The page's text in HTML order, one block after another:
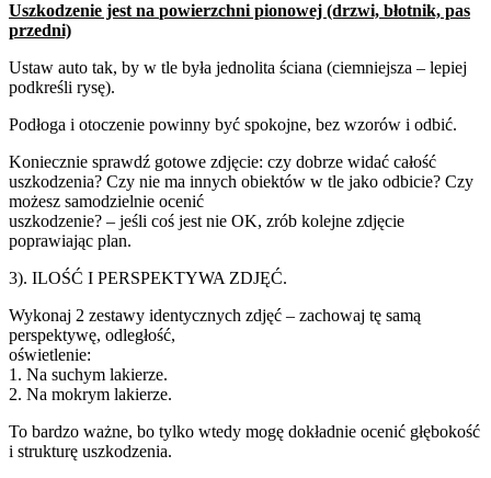
Uszkodzenie jest na powierzchni pionowej (drzwi, błotnik, pas
przedni)
Ustaw auto tak, by w tle była jednolita ściana (ciemniejsza – lepiej
podkreśli rysę).
Podłoga i otoczenie powinny być spokojne, bez wzorów i odbić.
Koniecznie sprawdź gotowe zdjęcie: czy dobrze widać całość
uszkodzenia? Czy nie ma innych obiektów w tle jako odbicie? Czy
możesz samodzielnie ocenić
uszkodzenie? – jeśli coś jest nie OK, zrób kolejne zdjęcie
poprawiając plan.
3). ILOŚĆ I PERSPEKTYWA ZDJĘĆ.
Wykonaj 2 zestawy identycznych zdjęć – zachowaj tę samą
perspektywę, odległość,
oświetlenie:
1. Na suchym lakierze.
2. Na mokrym lakierze.
To bardzo ważne, bo tylko wtedy mogę dokładnie ocenić głębokość
i strukturę uszkodzenia.